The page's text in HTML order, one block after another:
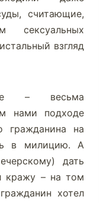
считающие,
сексуальных
взгляд
– весьма
нами подходе
гражданина на
в милицию. А
дать
кражу – на том
хотел